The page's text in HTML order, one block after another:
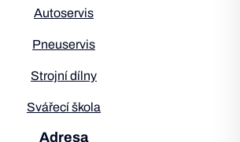
Autoservis
Pneuservis
Strojní dílny
Svářecí škola
Adresa